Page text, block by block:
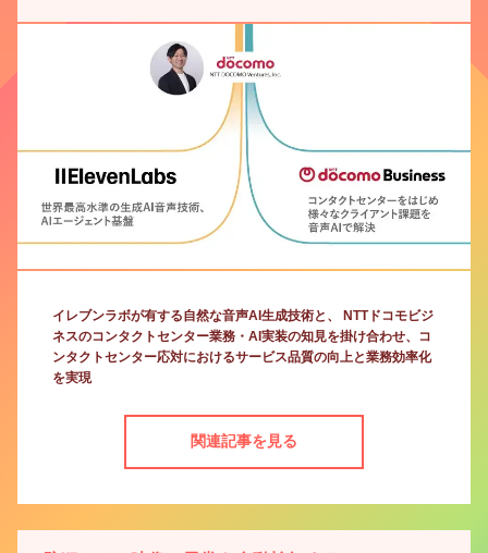
イレブンラボが有する自然な音声AI生成技術と、 NTTドコモビジ
ネスのコンタクトセンター業務・AI実装の知見を掛け合わせ、コ
ンタクトセンター応対におけるサービス品質の向上と業務効率化
を実現
関連記事を見る